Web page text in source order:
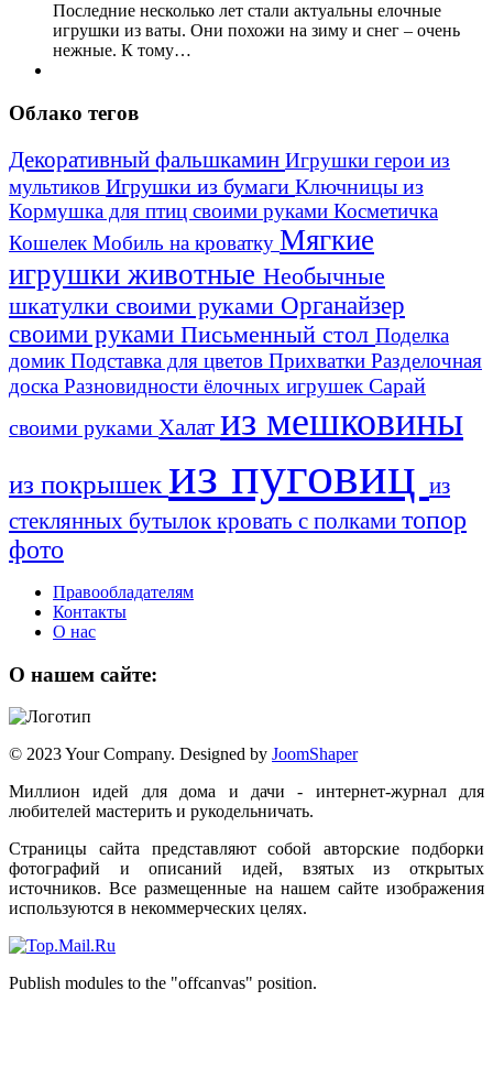
Последние несколько лет стали актуальны елочные
игрушки из ваты. Они похожи на зиму и снег – очень
нежные. К тому…
Облако тегов
Декоративный фальшкамин Игрушки герои из
мультиков Игрушки из бумаги Ключницы из
Кормушка для птиц своими руками Косметичка
Кошелек Мобиль на кроватку Мягкие
игрушки животные Необычные
шкатулки своими руками Органайзер
своими руками Письменный стол Поделка
домик Подставка для цветов Прихватки Разделочная
доска Разновидности ёлочных игрушек Сарай
своими руками Халат из мешковины
из покрышек из пуговиц из
стеклянных бутылоккровать с полками топор
фото
Правообладателям
Контакты
О нас
О нашем сайте:
© 2023 Your Company. Designed by JoomShaper
Миллион идей для дома и дачи - интернет-журнал для
любителей мастерить и рукодельничать.
Страницы сайта представляют собой авторские подборки
фотографий и описаний идей, взятых из открытых
источников. Все размещенные на нашем сайте изображения
используются в некоммерческих целях.
Publish modules to the "offcanvas" position.